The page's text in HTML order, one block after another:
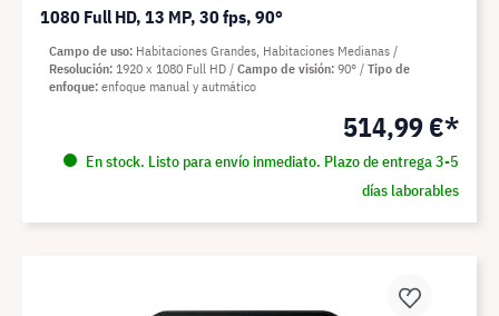
1080 Full HD, 13 MP, 30 fps, 90°
514,99 €*
En stock. Listo para envío inmediato. Plazo de entrega 3-5
días laborables
Campo de uso Habitaciones Grandes, Habitaciones Medianas
Resolución 1920 x 1080 Full HD Campo de visión 90°
Tipo de
enfoque enfoque manual y autmático